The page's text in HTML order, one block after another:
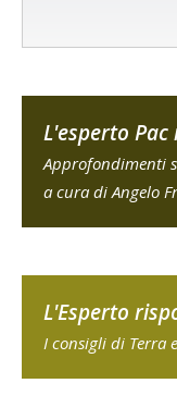
L'esperto
Approfondimenti
a cura di Angelo
L'Esperto
I consigli di Terra